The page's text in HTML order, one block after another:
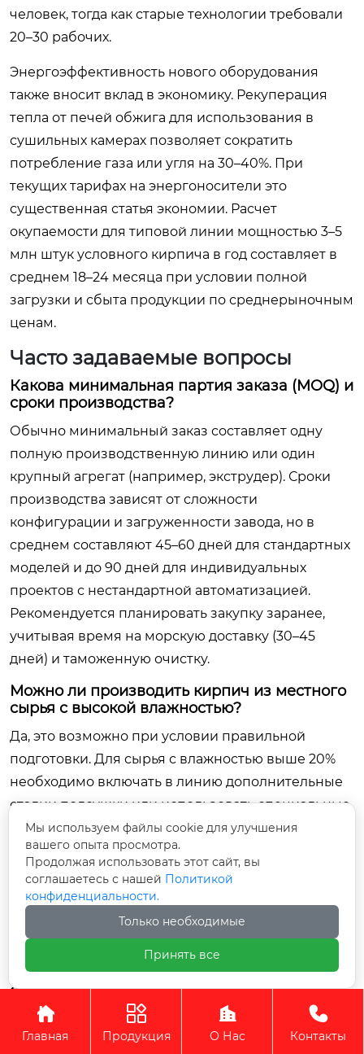
человек, тогда как старые технологии требовали
20–30 рабочих.
Энергоэффективность нового оборудования
также вносит вклад в экономику. Рекуперация
тепла от печей обжига для использования в
сушильных камерах позволяет сократить
потребление газа или угля на 30–40%. При
текущих тарифах на энергоносители это
существенная статья экономии. Расчет
окупаемости для типовой линии мощностью 3–5
млн штук условного кирпича в год составляет в
среднем 18–24 месяца при условии полной
загрузки и сбыта продукции по среднерыночным
ценам.
Часто задаваемые вопросы
Какова минимальная партия заказа (MOQ) и
сроки производства?
Обычно минимальный заказ составляет одну
полную производственную линию или один
крупный агрегат (например, экструдер). Сроки
производства зависят от сложности
конфигурации и загруженности завода, но в
среднем составляют 45–60 дней для стандартных
моделей и до 90 дней для индивидуальных
проектов с нестандартной автоматизацией.
Рекомендуется планировать закупку заранее,
учитывая время на морскую доставку (30–45
дней) и таможенную очистку.
Можно ли производить кирпич из местного
сырья с высокой влажностью?
Да, это возможно при условии правильной
подготовки. Для сырья с влажностью выше 20%
необходимо включать в линию дополнительные
стадии подсушки или использовать специальные
смесители-грануляторы, которые работают с
влажной массой. Наши специалисты проводят
тесты вашего сырья в лаборатории перед
проектированием линии, чтобы подобрать
оптимальную схему подготовки и избежать
проблем с липкостью глины в экструдере.
Предоставляется ли гарантия и как
организована поставка запчастей?
Стандартная гарантия на основное оборудование
составляет 12 месяцев с момента ввода в

Главная

Продукция

О Нас

Контакты
Мы используем файлы cookie для улучшения
вашего опыта просмотра.
Продолжая использовать этот сайт, вы
соглашаетесь с нашей Политикой
конфиденциальности.
Только необходимые
Принять все